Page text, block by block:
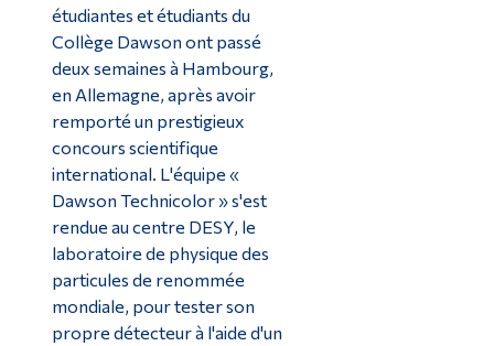
étudiantes et étudiants du
Collège Dawson ont passé
deux semaines à Hambourg,
en Allemagne, après avoir
remporté un prestigieux
concours scientifique
international. L'équipe «
Dawson Technicolor » s'est
rendue au centre DESY, le
laboratoire de physique des
particules de renommée
mondiale, pour tester son
propre détecteur à l'aide d'un